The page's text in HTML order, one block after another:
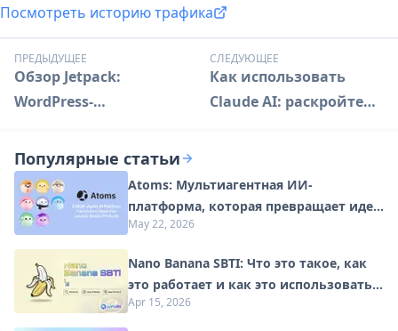
Посмотреть историю трафика
ПРЕДЫДУЩЕЕ
Обзор Jetpack:
WordPress-
| Улучшите свой сайт
СЛЕДУЮЩЕЕ
Как использовать
Claude AI: раскройте
искусственного
интеллекта
Популярные статьи
Atoms: Мультиагентная ИИ-
платформа, которая превращает идеи
в готовые к запуску продукты
May 22, 2026
Nano Banana SBTI: Что это такое, как
это работает и как это использовать в
2026 году
Apr 15, 2026